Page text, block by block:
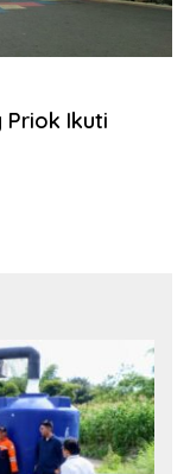
Priok Ikuti